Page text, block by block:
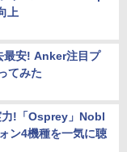
上
最安! Anker注目プ
てみた
力!「Osprey」Nobl
ン4機種を一気に聴